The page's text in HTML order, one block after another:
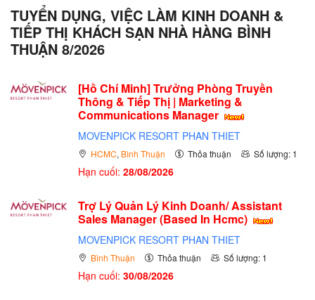
TUYỂN DỤNG, VIỆC LÀM KINH DOANH &
TIẾP THỊ KHÁCH SẠN NHÀ HÀNG BÌNH
THUẬN 8/2026
[Hồ Chí Minh] Trưởng Phòng Truyền
Thông & Tiếp Thị | Marketing &
Communications Manager
MOVENPICK RESORT PHAN THIET
HCMC, Bình Thuận Thỏa thuận Số lượng: 1
Hạn cuối: 28/08/2026
Trợ Lý Quản Lý Kinh Doanh/ Assistant
Sales Manager (Based In Hcmc)
MOVENPICK RESORT PHAN THIET
Bình Thuận Thỏa thuận Số lượng: 1
Hạn cuối: 30/08/2026